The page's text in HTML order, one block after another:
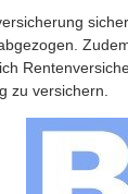
zu versichern.